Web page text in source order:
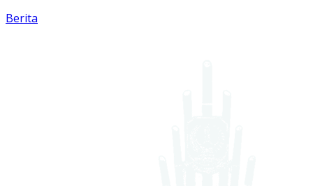
Berita